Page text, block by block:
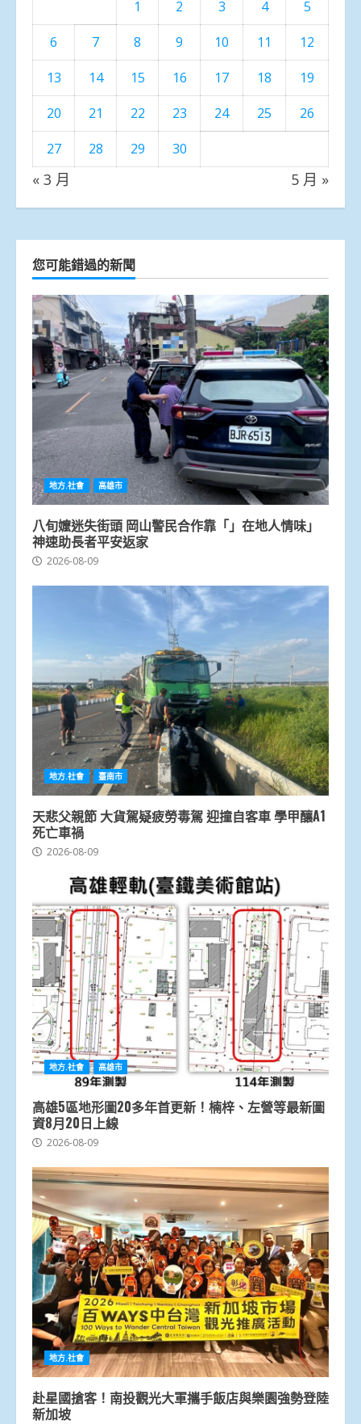
1 2 3 4
5
6
7 8 9 10 11
12
13
14 15 16 17 18
19
20
21 22 23 24 25
26
27
28 29 30
« 3 月 5 月 »
您可能錯過的新聞
地方.社會 高雄市
八旬嬤迷失街頭 岡山警民合作靠「」在地人情味」
神速助長者平安返家
2026-08-09
地方.社會 臺南市
天悲父親節 大貨駕疑疲勞毒駕 迎撞自客車 學甲釀A1
死亡車禍
2026-08-09
地方.社會 高雄市
高雄5區地形圖20多年首更新！楠梓、左營等最新圖
資8月20日上線
2026-08-09
地方.社會
赴星國搶客！南投觀光大軍攜手飯店與樂園強勢登陸
新加坡